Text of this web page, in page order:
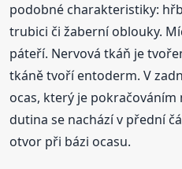
podobné charakteristiky:
trubici či žaberní oblouky.
páteří. Nervová tkáň je
tkáně tvoří entoderm. V
ocas, který je
dutina se nachází v přední
otvor při bázi ocasu.